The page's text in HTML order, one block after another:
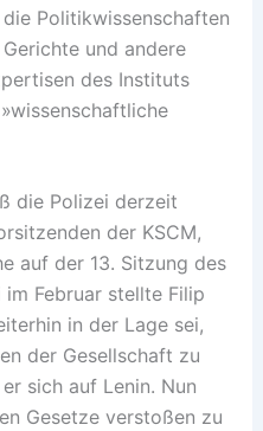
Politikwissenschaften
und andere
des Instituts
die Polizei derzeit
der KSCM,
auf der 13. Sitzung des
Februar stellte Filip
in der Lage sei,
der Gesellschaft zu
sich auf Lenin. Nun
Gesetze verstoßen zu